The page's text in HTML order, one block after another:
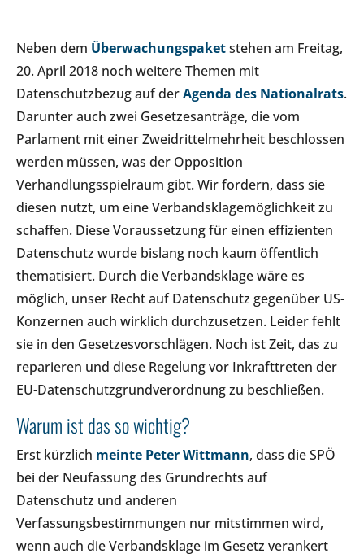
Neben dem Überwachungspaketstehen am Freitag,
20. April 2018 noch weitere Themen mit
Datenschutzbezug auf derAgenda des Nationalrats.
Darunter auch zwei Gesetzesanträge, die vom
Parlament mit einer Zweidrittelmehrheit beschlossen
werden müssen, was der Opposition
Verhandlungsspielraum gibt. Wir fordern, dass sie
diesen nutzt, um eine Verbandsklagemöglichkeit zu
schaffen. Diese Voraussetzung für einen effizienten
Datenschutz wurde bislang noch kaum öffentlich
thematisiert. Durch die Verbandsklage wäre es
möglich, unser Recht auf Datenschutz gegenüber US-
Konzernen auch wirklich durchzusetzen. Leider fehlt
sie in den Gesetzesvorschlägen. Noch ist Zeit, das zu
reparieren und diese Regelung vor Inkrafttreten der
EU-Datenschutzgrundverordnung zu beschließen.
Warum ist das so wichtig?
Erst kürzlich meinte Peter Wittmann, dass die SPÖ
bei der Neufassung des Grundrechts auf
Datenschutz und anderen
Verfassungsbestimmungen nur mitstimmen wird,
wenn auch die Verbandsklage im Gesetz verankert